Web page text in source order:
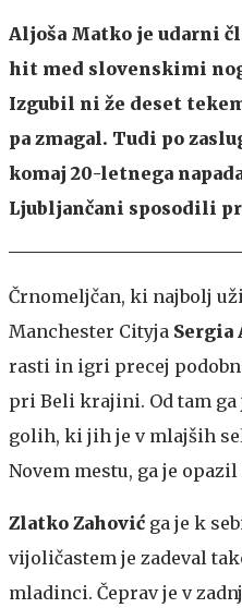
Aljoša Matko je udarni
hit med slovenskimi
Izgubil ni že deset
pa zmagal. Tudi po
komaj 20-letnega
Ljubljančani sposodili
Črnomeljčan, ki najbolj
Manchester Cityja Sergia
rasti in igri precej
pri Beli krajini. Od tam ga
golih, ki jih je v mlajših
Novem mestu, ga je
Zlatko Zahović ga je k
vijoličastem je zadeval
mladinci. Čeprav je v